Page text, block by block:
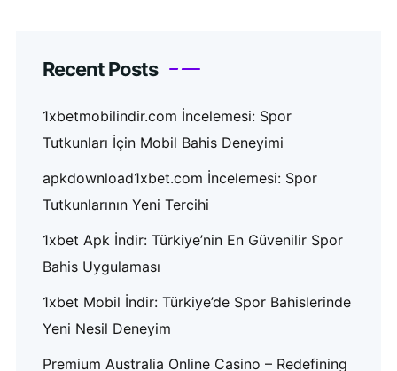
Recent Posts
1xbetmobilindir.com İncelemesi: Spor
Tutkunları İçin Mobil Bahis Deneyimi
apkdownload1xbet.com İncelemesi: Spor
Tutkunlarının Yeni Tercihi
1xbet Apk İndir: Türkiye’nin En Güvenilir Spor
Bahis Uygulaması
1xbet Mobil İndir: Türkiye’de Spor Bahislerinde
Yeni Nesil Deneyim
Premium Australia Online Casino – Redefining